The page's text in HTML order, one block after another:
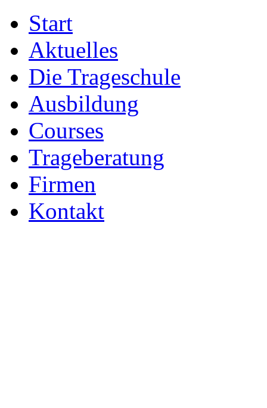
Start
Aktuelles
Die Trageschule
Ausbildung
Courses
Trageberatung
Firmen
Kontakt